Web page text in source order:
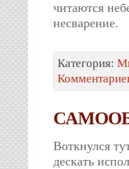
читаются
несварение.
Категория:
Воткнулся
дескать